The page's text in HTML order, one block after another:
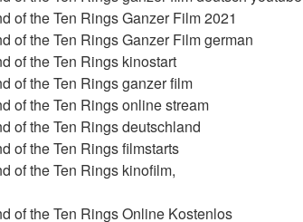
of the Ten Rings Ganzer Film 2021
of the Ten Rings Ganzer Film german
of the Ten Rings kinostart
of the Ten Rings ganzer film
of the Ten Rings online stream
of the Ten Rings deutschland
of the Ten Rings filmstarts
of the Ten Rings kinofilm,
of the Ten Rings Online Kostenlos